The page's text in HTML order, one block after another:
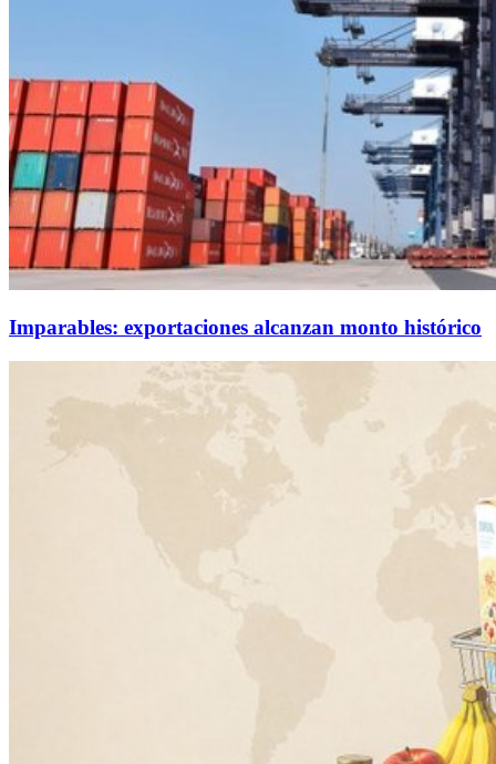
Imparables: exportaciones alcanzan monto histórico